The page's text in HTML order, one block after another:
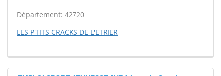
Département: 42720
LES P'TITS CRACKS DE L'ETRIER